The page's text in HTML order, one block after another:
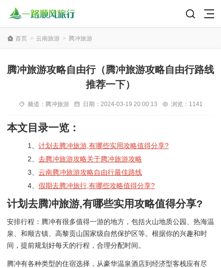
首页 > 云南旅游 > 腾冲旅游
腾冲旅游攻略自由行（腾冲旅游攻略自由行路线
推荐一下）
频道： 腾冲旅游 日期： 2024-03-19 20:00:13 浏览：1141
本文目录一览：
1、 计划去腾冲旅游,有哪些实用攻略值得分享?
2、 去腾冲旅游攻略关于腾冲旅游攻略
3、 云南腾冲旅游攻略自由行最佳路线
4、 假期去腾冲旅行,有哪些攻略值得分享?
计划去腾冲旅游,有哪些实用攻略值得分享?
安排行程：腾冲有很多值得一游的地方，包括火山地质公园、热海温
泉、和顺古镇、高黎贡山国家级自然保护区等。根据你的兴趣和时
间，提前规划好每天的行程，合理分配时间。
腾冲有各种类型的住宿选择，从豪华温泉酒店到经济型客栈应有尽